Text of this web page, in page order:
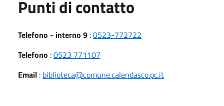
Punti di contatto
Telefono - interno 9 :0523-772722
Telefono :0523 771107
Email : biblioteca@comune.calendasco.pc.it